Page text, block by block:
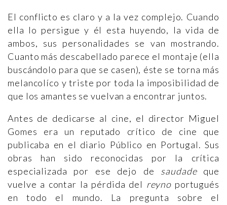
El conflicto es claro y a la vez complejo. Cuando
ella lo persigue y él esta huyendo, la vida de
ambos, sus personalidades se van mostrando.
Cuanto más descabellado parece el montaje (ella
buscándolo para que se casen), éste se torna más
melancolíco y triste por toda la imposibilidad de
que los amantes se vuelvan a encontrar juntos.
Antes de dedicarse al cine, el director Miguel
Gomes era un reputado crítico de cine que
publicaba en el diario Público en Portugal. Sus
obras han sido reconocidas por la crítica
especializada por ese dejo de saudade que
vuelve a contar la pérdida del reyno portugués
en todo el mundo. La pregunta sobre el